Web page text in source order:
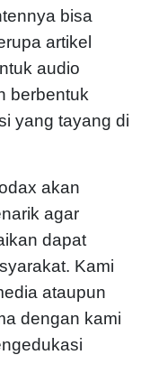
bisa
artikel
audio
berbentuk
yang tayang di
akan
agar
dapat
Kami
ataupun
dengan kami